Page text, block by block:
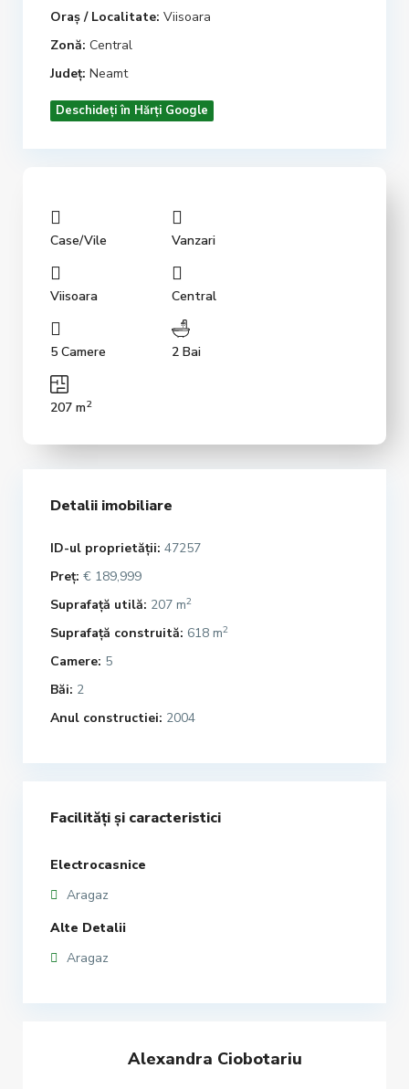
Oraș / Localitate: Viisoara
Zonă: Central
Județ: Neamt
Deschideți în Hărți Google
Case/Vile Vanzari
Viisoara Central
5 Camere 2 Bai
207 m2
Detalii imobiliare
ID-ul proprietății: 47257
Preț: € 189,999
Suprafață utilă: 207 m2
Suprafață construită: 618 m2
Camere: 5
Băi: 2
Anul constructiei: 2004
Facilități și caracteristici
Electrocasnice
Aragaz
Alte Detalii
Aragaz
Alexandra Ciobotariu